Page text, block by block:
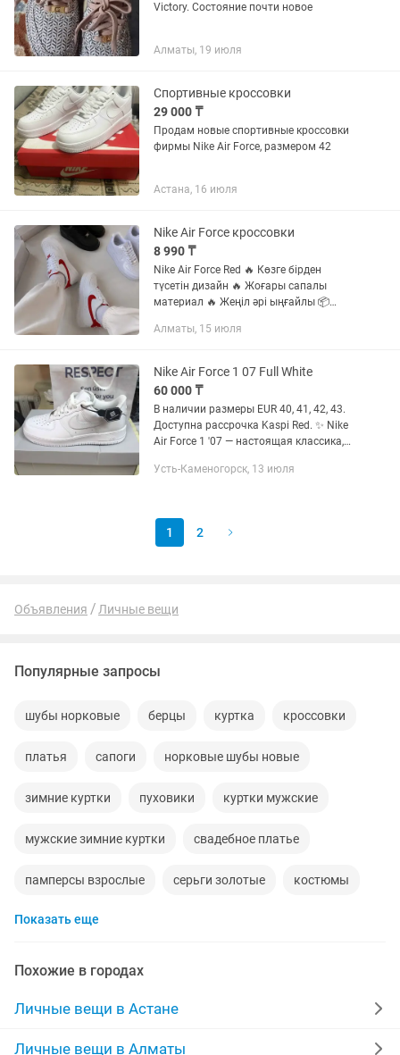
Victory. Состояние почти новое
Алматы, 19 июля
Спортивные кроссовки
29 000 ₸
Продам новые спортивные кроссовки
фирмы Nike Air Force, размером 42
Астана, 16 июля
Nike Air Force кроссовки
8 990 ₸
Nike Air Force Red 🔥 Көзге бірден
түсетін дизайн 🔥 Жоғары сапалы
материал 🔥 Жеңіл әрі ыңғайлы 📦
Алматы, 15 июля
Nike Air Force 1 07 Full White
60 000 ₸
В наличии размеры EUR 40, 41, 42, 43.
Доступна рассрочка Kaspi Red. ✨ Nike
Air Force 1 '07 — настоящая классика,
символом уличного стиля.
Усть-Каменогорск, 13 июля
1 2
Объявления Личные вещи
Популярные запросы
шубы норковые берцы куртка кроссовки
платья сапоги норковые шубы новые
зимние куртки пуховики куртки мужские
мужские зимние куртки свадебное платье
памперсы взрослые серьги золотые костюмы
обувь мужские костюмы
брюки сапоги женские
кардиган одежда джинсы мужские
Показать еще
Похожие в городах
Личные вещи в Астане
Личные вещи в Алматы